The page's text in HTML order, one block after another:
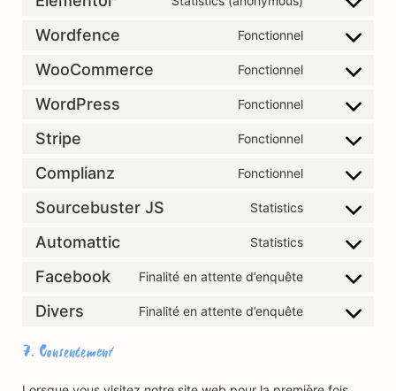
Wordfence Fonctionnel
WooCommerce Fonctionnel
WordPress Fonctionnel
Stripe Fonctionnel
Complianz Fonctionnel
Sourcebuster JS Statistics
Automattic Statistics
Facebook Finalité en attente d’enquête
Divers Finalité en attente d’enquête
7. Consentement